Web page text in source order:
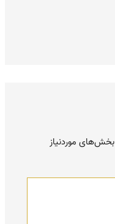
بخش‌های موردنیاز